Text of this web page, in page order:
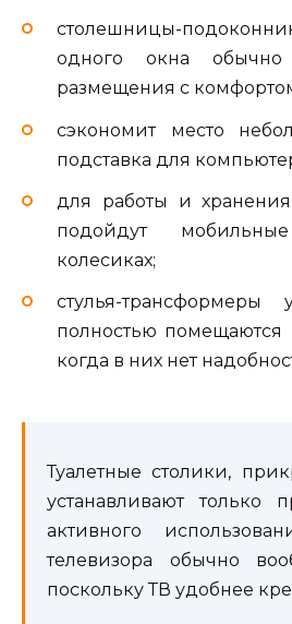
столешницы-
одного окна обычно
размещения с
сэкономит место
подставка для
для работы и
подойдут
колесиках;
стулья-
полностью
когда в них нет
Туалетные столики,
устанавливают только
активного
телевизора обычно
поскольку ТВ удобнее